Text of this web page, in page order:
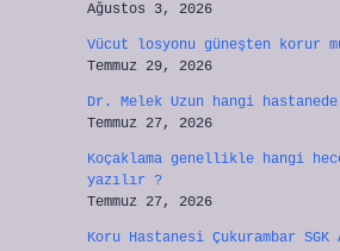
Ağustos 3, 2026
Vücut losyonu güneşten korur
Temmuz 29, 2026
Dr. Melek Uzun hangi
Temmuz 27, 2026
Koçaklama genellikle hangi
yazılır ?
Temmuz 27, 2026
Koru Hastanesi Çukurambar SGK